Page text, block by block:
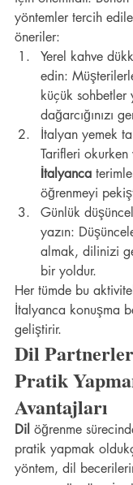
yöntemler tercih
öneriler:
Yerel kahve
edin:
küçük
dağarcığınızı
İtalyan yemek
Tarifleri
İtalyanca
öğrenmeyi
Günlük
yazın:
almak, dilinizi
bir yoldur.
Her tümde bu
İtalyanca konuşma
geliştirir.
Dil
Pratik
Avantajları
Dil öğrenme
pratik yapmak
yöntem, dil